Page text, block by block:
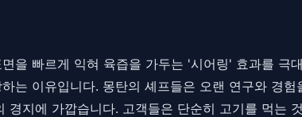
을 빠르게 익혀 육즙을 가두는 '시어링' 효과를 극
는 이유입니다. 몽탄의 셰프들은 오랜 연구와 경
지에 가깝습니다. 고객들은 단순히 고기를 먹는